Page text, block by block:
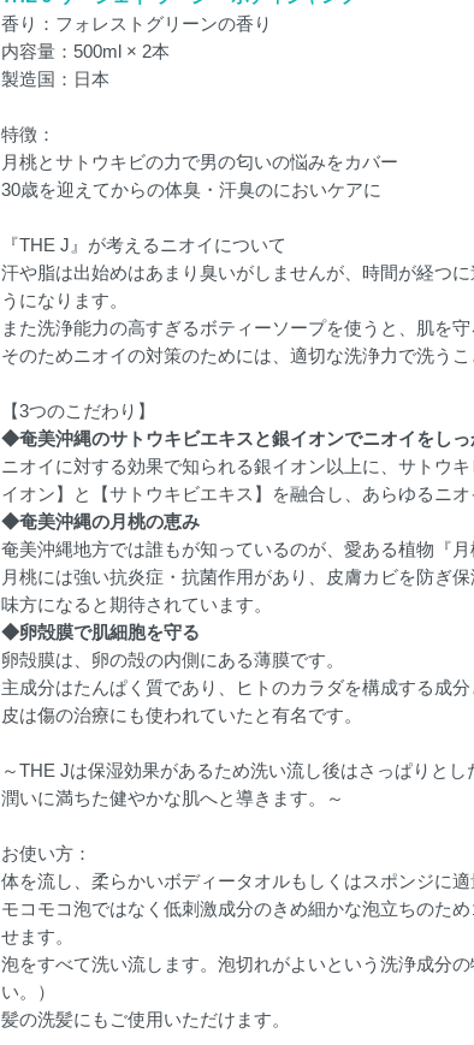
香り：フォレストグリーンの香り
内容量：500ml × 2本
製造国：日本
特徴：
月桃とサトウキビの力で男の匂いの悩みをカバー
30歳を迎えてからの体臭・汗臭のにおいケアに
『THE J』が考えるニオイについて
汗や脂は出始めはあまり臭いがしませんが、時間が経つ
うになります。
また洗浄能力の高すぎるボティーソープを使うと、肌を
そのためニオイの対策のためには、適切な洗浄力で洗うこ
【3つのこだわり】
◆奄美沖縄のサトウキビエキスと銀イオンでニオイをし
ニオイに対する効果で知られる銀イオン以上に、サトウ
イオン】と【サトウキビエキス】を融合し、あらゆるニオ
◆奄美沖縄の月桃の恵み
奄美沖縄地方では誰もが知っているのが、愛ある植物『月
月桃には強い抗炎症・抗菌作用があり、皮膚カビを防ぎ
味方になると期待されています。
◆卵殻膜で肌細胞を守る
卵殻膜は、卵の殻の内側にある薄膜です。
主成分はたんぱく質であり、ヒトのカラダを構成する成
皮は傷の治療にも使われていたと有名です。
～THE Jは保湿効果があるため洗い流し後はさっぱりと
潤いに満ちた健やかな肌へと導きます。～
お使い方：
体を流し、柔らかいボディータオルもしくはスポンジに適
モコモコ泡ではなく低刺激成分のきめ細かな泡立ちのた
せます。
泡をすべて洗い流します。泡切れがよいという洗浄成分
い。）
髪の洗髪にもご使用いただけます。